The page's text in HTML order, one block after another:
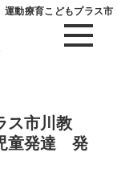
動療育こどもプラス市
市川教
童発達 発